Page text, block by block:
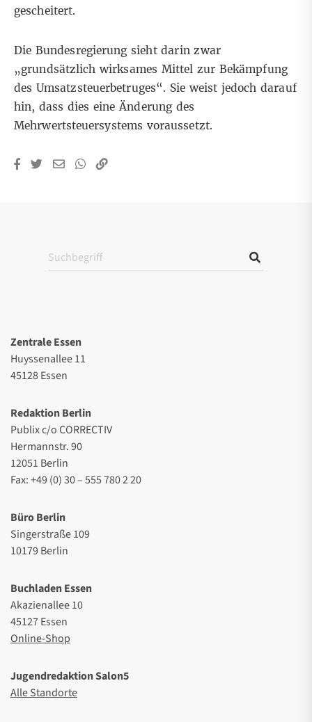
gescheitert.
Die Bundesregierung sieht darin zwar
„grundsätzlich wirksames Mittel zur Bekämpfung
des Umsatzsteuerbetruges“. Sie weist jedoch darauf
hin, dass dies eine Änderung des
Mehrwertsteuersystems voraussetzt.
Zentrale Essen
Huyssenallee 11
45128 Essen
Redaktion Berlin
Publix c/o CORRECTIV
Hermannstr. 90
12051 Berlin
Fax: +49 (0) 30 – 555 780 2 20
Büro Berlin
Singerstraße 109
10179 Berlin
Buchladen Essen
Akazienallee 10
45127 Essen
Online-Shop
Jugendredaktion Salon5
Alle Standorte